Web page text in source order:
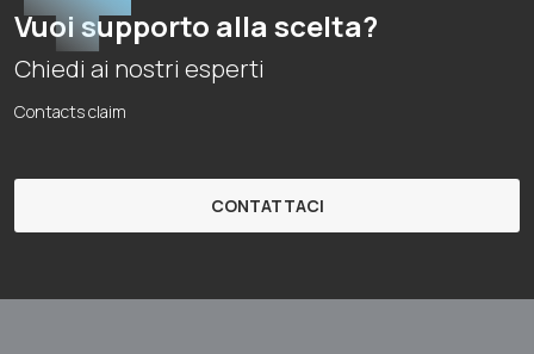
Vuoi supporto alla scelta?
Chiedi ai nostri esperti
Contacts claim
CONTATTACI